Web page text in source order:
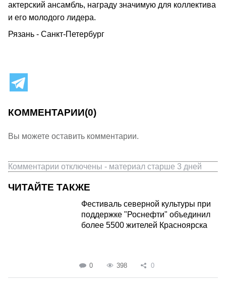
актерский ансамбль, награду значимую для коллектива
и его молодого лидера.
Рязань - Санкт-Петербург
КОММЕНТАРИИ(0)
Вы можете оставить комментарии.
Комментарии отключены - материал старше 3 дней
ЧИТАЙТЕ ТАКЖЕ
Фестиваль северной культуры при
поддержке "Роснефти" объединил
более 5500 жителей Красноярска
0 398 0